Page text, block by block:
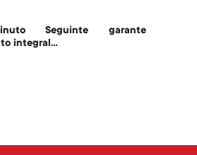
Seguinte garante
integral...